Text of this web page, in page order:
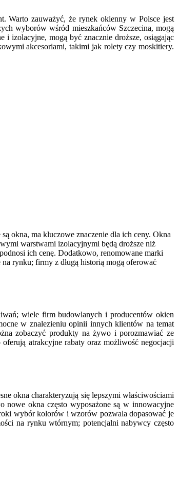
Warto zauważyć, że rynek okienny w Polsce jest
wyborów wśród mieszkańców Szczecina, mogą
i izolacyjne, mogą być znacznie droższe, osiągając
akcesoriami, takimi jak rolety czy moskitiery.
okna, ma kluczowe znaczenie dla ich ceny. Okna
warstwami izolacyjnymi będą droższe niż
ich cenę. Dodatkowo, renomowane marki
rynku; firmy z długą historią mogą oferować
wiele firm budowlanych i producentów okien
w znalezieniu opinii innych klientów na temat
zobaczyć produkty na żywo i porozmawiać ze
atrakcyjne rabaty oraz możliwość negocjacji
okna charakteryzują się lepszymi właściwościami
nowe okna często wyposażone są w innowacyjne
wybór kolorów i wzorów pozwala dopasować je
na rynku wtórnym; potencjalni nabywcy często